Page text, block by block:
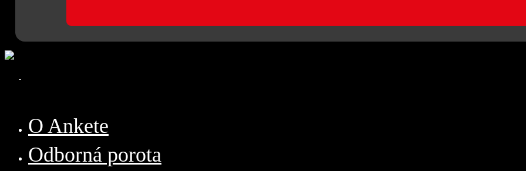
O Ankete
Odborná porota